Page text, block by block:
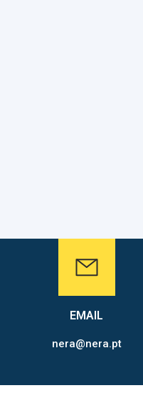
EMAIL
nera@nera.pt